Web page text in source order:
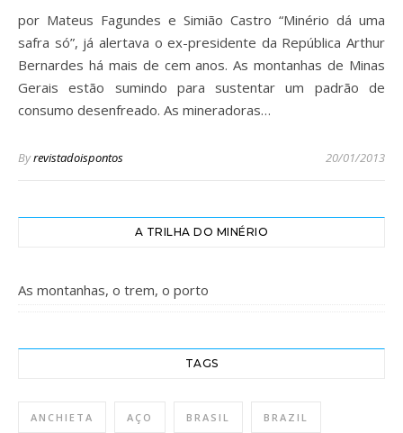
por Mateus Fagundes e Simião Castro “Minério dá uma
safra só”, já alertava o ex-presidente da República Arthur
Bernardes há mais de cem anos. As montanhas de Minas
Gerais estão sumindo para sustentar um padrão de
consumo desenfreado. As mineradoras…
Byrevistadoispontos 20/01/2013
A TRILHA DO MINÉRIO
As montanhas, o trem, o porto
TAGS
ANCHIETA AÇO BRASIL BRAZIL